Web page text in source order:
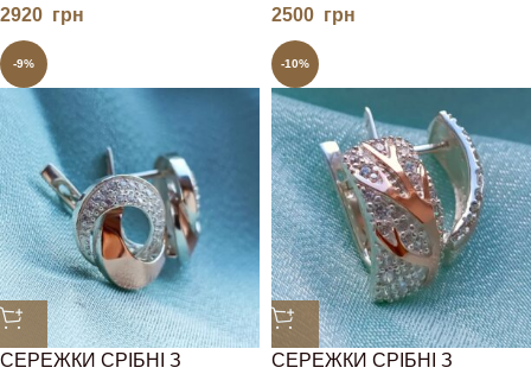
2920 грн
2500 грн
-9%
СЕРЕЖКИ СРІБНІ З
-10%
СЕРЕЖКИ СРІБНІ З